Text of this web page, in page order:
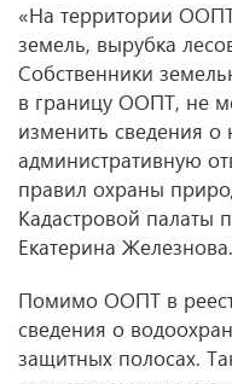
«На территории
земель, вырубка
Собственники
в границу ООПТ, не
изменить сведения о
административную
правил охраны
Кадастровой палаты
Екатерина Железнова.
Помимо ООПТ в
сведения о
защитных полосах.